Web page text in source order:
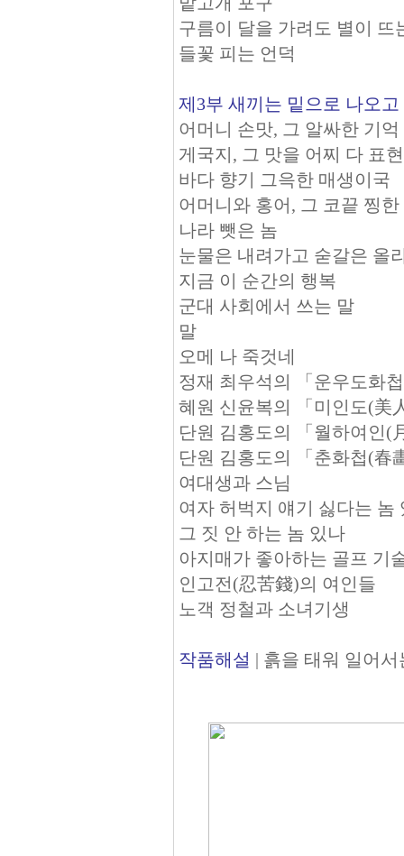
구름이 달을 가려도 별이 뜨
들꽃 피는 언덕
제3부 새끼는 밑으로 나오
어머니 손맛, 그 알싸한 기억
게국지, 그 맛을 어찌 다 표
바다 향기 그윽한 매생이국
어머니와 홍어, 그 코끝 찡한
나라 뺏은 놈
눈물은 내려가고 숟갈은 올
지금 이 순간의 행복
군대 사회에서 쓰는 말
말
오메 나 죽것네
정재 최우석의 「운우도화
혜원 신윤복의 「미인도(美
단원 김홍도의 「월하여인(
단원 김홍도의 「춘화첩(春
여대생과 스님
여자 허벅지 얘기 싫다는 놈
그 짓 안 하는 놈 있나
아지매가 좋아하는 골프 기
인고전(忍苦錢)의 여인들
노객 정철과 소녀기생
작품해설 | 흙을 태워 일어